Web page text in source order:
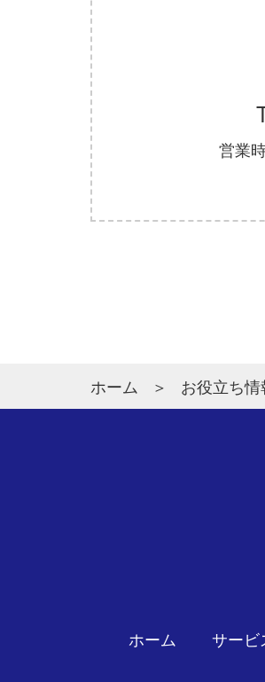
営業
ホーム お役立ち情
ホーム サービ